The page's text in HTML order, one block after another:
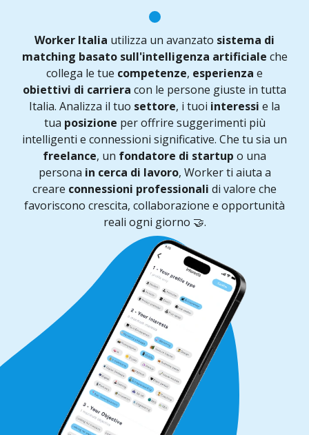
Worker Italia utilizza un avanzato sistema di
matching basato sull'intelligenza artificiale che
collega le tue competenze, esperienza e
obiettivi di carriera con le persone giuste in tutta
Italia. Analizza il tuo settore, i tuoi interessi e la
tua posizione per offrire suggerimenti più
intelligenti e connessioni significative. Che tu sia un
freelance, un fondatore di startup o una
persona in cerca di lavoro, Worker ti aiuta a
creare connessioni professionali di valore che
favoriscono crescita, collaborazione e opportunità
reali ogni giorno 🤝.